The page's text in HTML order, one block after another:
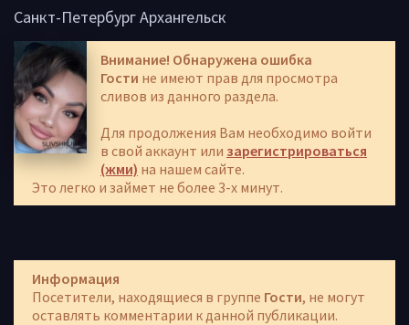
Санкт-ПетербургАрхангельск
Внимание! Обнаружена ошибка
Гости не имеют прав для просмотра
сливов из данного раздела.
Для продолжения Вам необходимо войти
в свой аккаунт или зарегистрироваться
(жми) на нашем сайте.
Это легко и займет не более 3-х минут.
Информация
Посетители, находящиеся в группе Гости, не могут
оставлять комментарии к данной публикации.